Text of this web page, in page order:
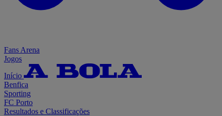
Fans Arena
Jogos
Início
Benfica
Sporting
FC Porto
Resultados e Classificações